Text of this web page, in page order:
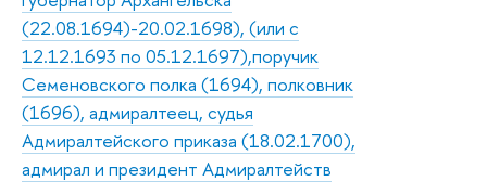
(22.08.1694)-20.02.1698), (или с
12.12.1693 по 05.12.1697),поручик
Семеновского полка (1694), полковник
(1696), адмиралтеец, судья
Адмиралтейского приказа (18.02.1700),
адмирал и президент Адмиралтейств